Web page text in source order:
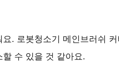
. 로봇청소기 메인브러쉬
수 있을 것 같아요.